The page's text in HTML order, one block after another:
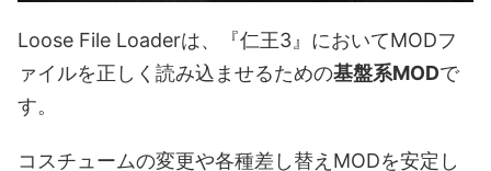
Loose File Loaderは、『仁王3』においてMODフ
ァイルを正しく読み込ませるための基盤系MODで
す。
コスチュームの変更や各種差し替えMODを安定し